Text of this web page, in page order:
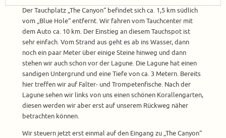
Der Tauchplatz „The Canyon“ befindet sich ca. 1,5 km südlich
vom „Blue Hole“ entfernt. Wir fahren vom Tauchcenter mit
dem Auto ca. 10 km. Der Einstieg an diesem Tauchspot ist
sehr einfach. Vom Strand aus geht es ab ins Wasser, dann
noch ein paar Meter über einige Steine hinweg und dann
stehen wir auch schon vor der Lagune. Die Lagune hat einen
sandigen Untergrund und eine Tiefe von ca. 3 Metern. Bereits
hier treffen wir auf Falter- und Trompetenfische. Nach der
Lagune sehen wir links von uns einen schönen Korallengarten,
diesen werden wir aber erst auf unserem Rückweg näher
betrachten können.
Wir steuern jetzt erst einmal auf den Eingang zu „The Canyon“